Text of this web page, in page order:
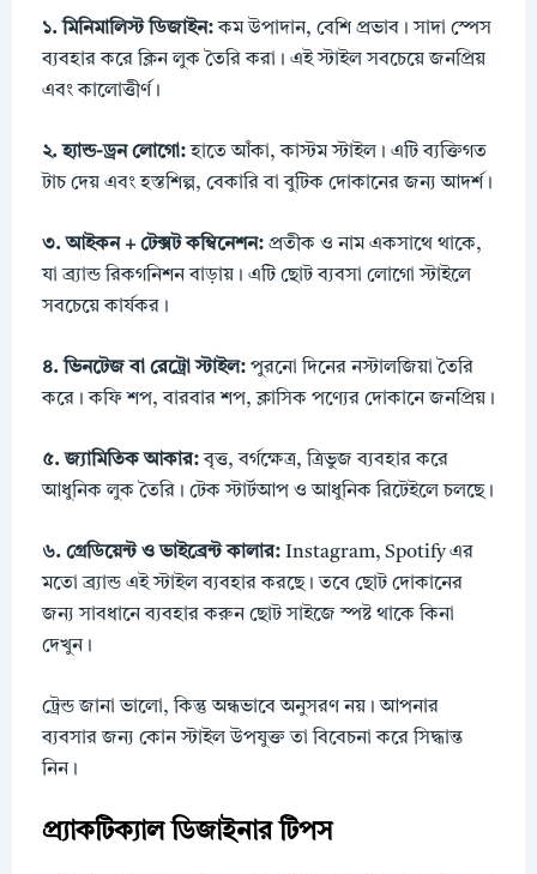
১. মিনিমালিস্ট ডিজাইন:কম উপাদান, বেশি প্রভাব। সাদা স্পেস
ব্যবহার করে ক্লিন লুক তৈরি করা। এই স্টাইল সবচেয়ে জনপ্রিয়
এবং কালোত্তীর্ণ।
২. হ্যান্ড-ড্রন লোগো:হাতে আঁকা, কাস্টম স্টাইল। এটি ব্যক্তিগত
টাচ দেয় এবং হস্তশিল্প, বেকারি বা বুটিক দোকানের জন্য আদর্শ।
৩. আইকন + টেক্সট কম্বিনেশন: প্রতীক ও নাম একসাথে থাকে,
যা ব্র্যান্ড রিকগনিশন বাড়ায়। এটি ছোট ব্যবসা লোগো স্টাইলে
সবচেয়ে কার্যকর।
৪. ভিনটেজ বা রেট্রো স্টাইল: পুরনো দিনের নস্টালজিয়া তৈরি
করে। কফি শপ, বারবার শপ, ক্লাসিক পণ্যের দোকানে জনপ্রিয়।
৫. জ্যামিতিক আকার:বৃত্ত, বর্গক্ষেত্র, ত্রিভুজ ব্যবহার করে
আধুনিক লুক তৈরি। টেক স্টার্টআপ ও আধুনিক রিটেইলে চলছে।
৬. গ্রেডিয়েন্ট ও ভাইব্রেন্ট কালার: Instagram, Spotify এর
মতো ব্র্যান্ড এই স্টাইল ব্যবহার করছে। তবে ছোট দোকানের
জন্য সাবধানে ব্যবহার করুন ছোট সাইজে স্পষ্ট থাকে কিনা
দেখুন।
ট্রেন্ড জানা ভালো, কিন্তু অন্ধভাবে অনুসরণ নয়। আপনার
ব্যবসার জন্য কোন স্টাইল উপযুক্ত তা বিবেচনা করে সিদ্ধান্ত
নিন।
প্র্যাকটিক্যাল ডিজাইনার টিপস